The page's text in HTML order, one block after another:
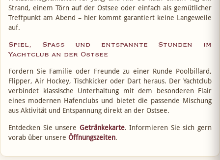
Strand, einem Törn auf der Ostsee oder einfach als gemütlicher
Treffpunkt am Abend – hier kommt garantiert keine Langeweile
auf.
Spiel, Spaß und entspannte Stunden im
Yachtclub an der Ostsee
Fordern Sie Familie oder Freunde zu einer Runde Poolbillard,
Flipper, Air Hockey, Tischkicker oder Dart heraus. Der Yachtclub
verbindet klassische Unterhaltung mit dem besonderen Flair
eines modernen Hafenclubs und bietet die passende Mischung
aus Aktivität und Entspannung direkt an der Ostsee.
Entdecken Sie unsere Getränkekarte. Informieren Sie sich gern
vorab über unsere Öffnungszeiten.